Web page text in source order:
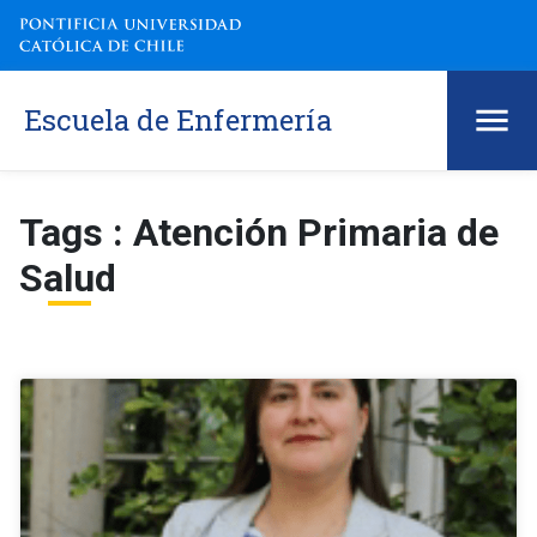
Escuela de Enfermería
Tags : Atención Primaria de
Salud